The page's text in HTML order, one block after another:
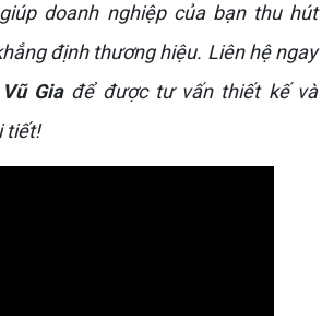
doanh nghiệp của bạn thu hút
định thương hiệu. Liên hệ ngay
Giađể được tư vấn thiết kế và
tiết!